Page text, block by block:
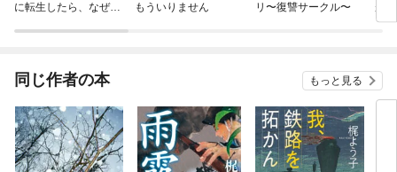
に転生したら、なぜか
もういりません
リ〜復讐サークル〜
が
ぎ
同じ作者の本 もっと見る